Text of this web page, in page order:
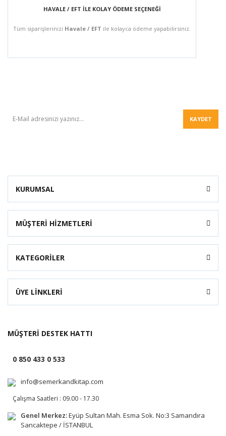
HAVALE / EFT İLE KOLAY ÖDEME SEÇENEĞİ
Tüm siparişlerinizi Havale / EFT ile kolayca ödeme yapabilirsiniz.
KAYDET
KURUMSAL
MÜŞTERİ HİZMETLERİ
KATEGORİLER
ÜYE LİNKLERİ
MÜŞTERİ DESTEK HATTI
0 850 433 0 533
info@semerkandkitap.com
Çalışma Saatleri : 09.00 - 17.30
Genel Merkez:Eyüp Sultan Mah. Esma Sok. No:3 Samandıra
Sancaktepe / İSTANBUL